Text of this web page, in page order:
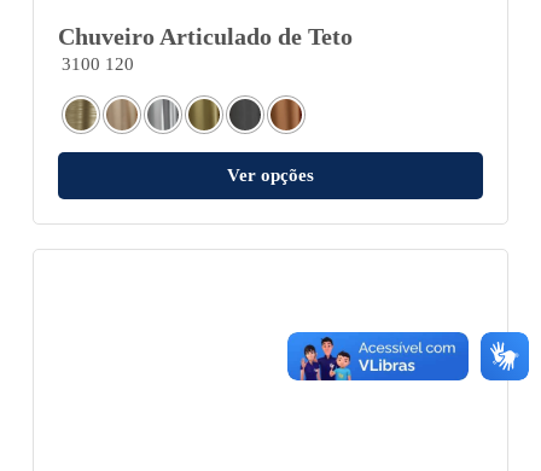
Chuveiro Articulado de Teto
3100 120
Ver opções